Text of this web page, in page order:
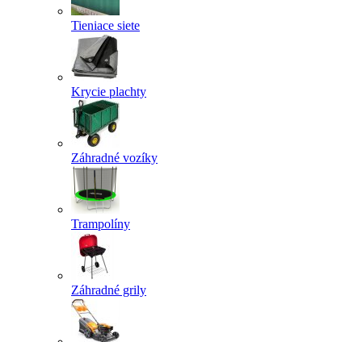
Tieniace siete
Krycie plachty
Záhradné vozíky
Trampolíny
Záhradné grily